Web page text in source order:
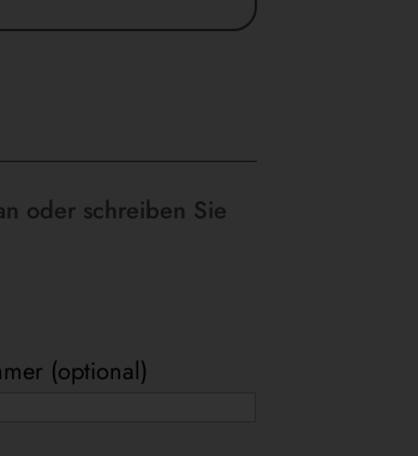
oder schreiben Sie
(optional)